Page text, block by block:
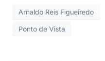
Arnaldo Reis Figueiredo
Ponto de Vista